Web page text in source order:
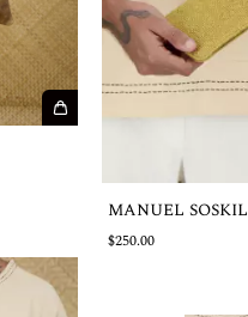
MANUEL SOSKIL
$250.00